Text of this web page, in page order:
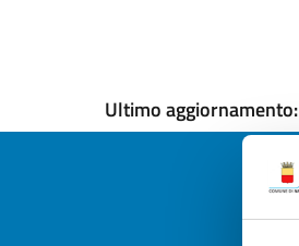
Ultimo aggiornamento: